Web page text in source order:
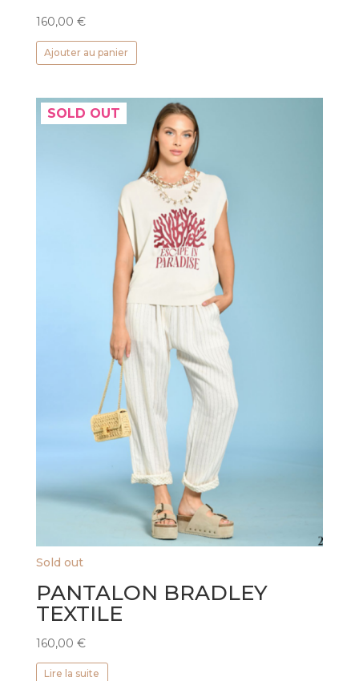
160,00 €
Ajouter au panier
SOLD OUT
Sold out
PANTALON BRADLEY
TEXTILE
160,00 €
Lire la suite